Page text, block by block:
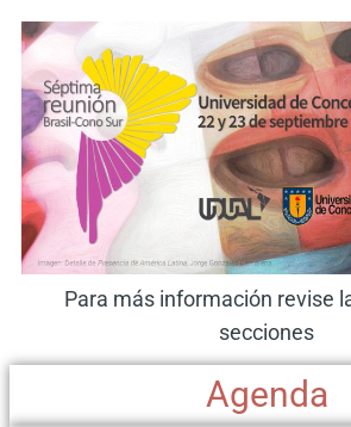
Para más información revise
secciones
Agenda